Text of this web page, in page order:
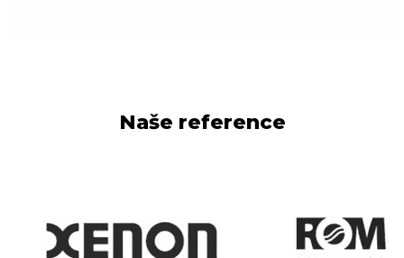
Naše reference